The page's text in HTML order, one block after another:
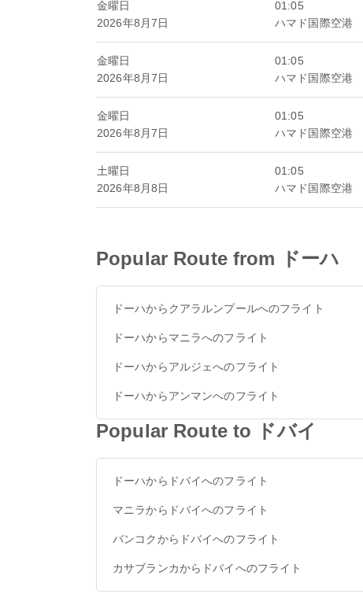
金曜日
2026年8月7日
01:05
ハマド国際空港
金曜日
2026年8月7日
01:05
ハマド国際空港
金曜日
2026年8月7日
01:05
ハマド国際空港
土曜日
2026年8月8日
01:05
ハマド国際空港
Popular Route from ドーハ
ドーハからクアラルンプールへのフライト
ドーハからマニラへのフライト
ドーハからアルジェへのフライト
ドーハからアンマンへのフライト
Popular Route to ドバイ
ドーハからドバイへのフライト
マニラからドバイへのフライト
バンコクからドバイへのフライト
カサブランカからドバイへのフライト